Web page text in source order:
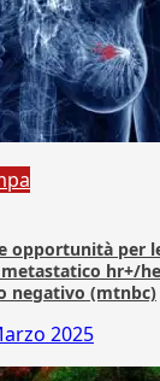
opportunità per
hr+/
negativo (mtnbc)
2025